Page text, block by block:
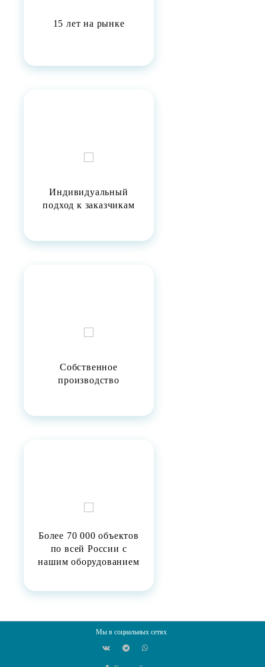
15 лет на рынке
Индивидуальный
подход к заказчикам
Собственное
производство
Более 70 000 объектов
по всей России с
нашим оборудованием
Мы в социальных сетях